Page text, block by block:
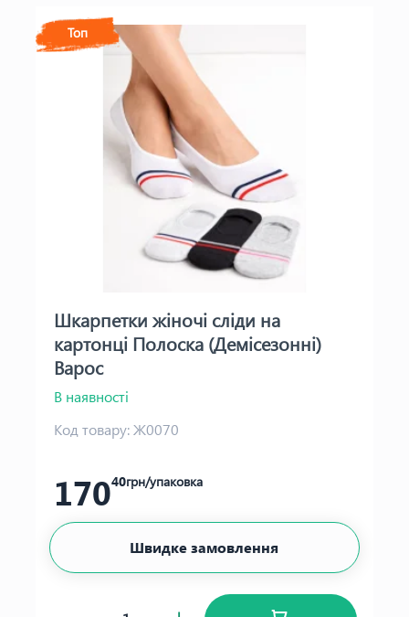
Топ
Шкарпетки жіночі сліди на
картонці Полоска (Демісезонні)
Варос
В наявності
Код товару:Ж0070
17040грн/упаковка
Швидке замовлення